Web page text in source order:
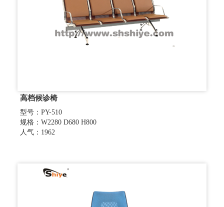
高档候诊椅
型号：PY-510
规格：W2280 D680 H800
人气：1962